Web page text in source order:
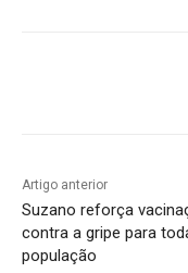
Artigo anterior
Suzano reforça
contra a gripe para
população